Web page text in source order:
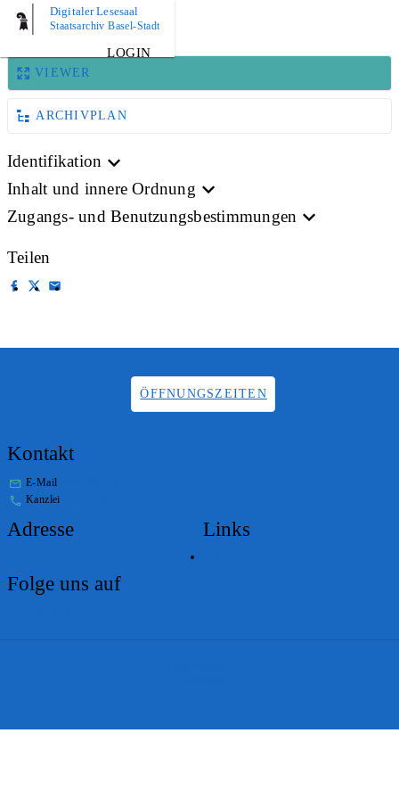
Digitaler Lesesaal
Staatsarchiv Basel-Stadt
LOGIN
BILD
VIEWER
ARCHIVPLAN
Identifikation
Inhalt und innere Ordnung
Zugangs- und Benutzungsbestimmungen
Teilen
ÖFFNUNGSZEITEN
Kontakt
E-Mail
Kanzlei
Adresse Links
Folge uns auf